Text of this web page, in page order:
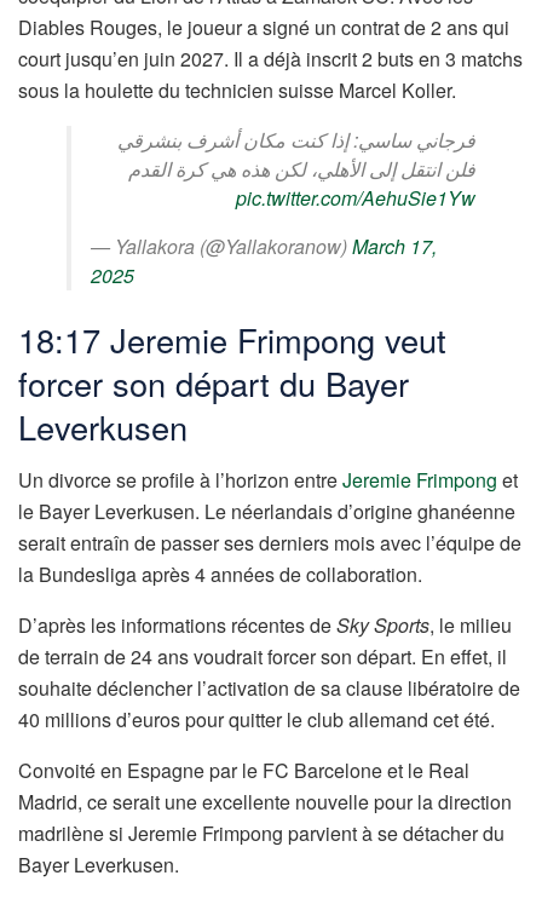
Diables Rouges, le joueur a signé un contrat de 2 ans qui
court jusqu’en juin 2027. Il a déjà inscrit 2 buts en 3 matchs
sous la houlette du technicien suisse Marcel Koller.
فرجاني ساسي: إذا كنت مكان أشرف بنشرقي
فلن انتقل إلى الأهلي، لكن هذه هي كرة القدم
pic.twitter.com/AehuSie1Yw
— Yallakora (@Yallakoranow)March 17,
2025
18:17 Jeremie Frimpong veut
forcer son départ du Bayer
Leverkusen
Un divorce se profile à l’horizon entreJeremie Frimpong et
le Bayer Leverkusen. Le néerlandais d’origine ghanéenne
serait entraîn de passer ses derniers mois avec l’équipe de
la Bundesliga après 4 années de collaboration.
D’après les informations récentes deSky Sports, le milieu
de terrain de 24 ans voudrait forcer son départ. En effet, il
souhaite déclencher l’activation de sa clause libératoire de
40 millions d’euros pour quitter le club allemand cet été.
Convoité en Espagne par le FC Barcelone et le Real
Madrid, ce serait une excellente nouvelle pour la direction
madrilène si Jeremie Frimpong parvient à se détacher du
Bayer Leverkusen.